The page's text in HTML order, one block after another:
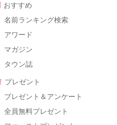
おすすめ
名前ランキング検索
アワード
マガジン
タウン誌
プレゼント
プレゼント＆アンケート
全員無料プレゼント